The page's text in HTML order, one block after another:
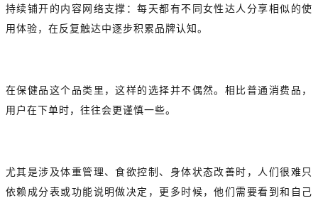
持续铺开的内容网络支撑：每天都有不同女性达人分享相似的使
用体验，在反复触达中逐步积累品牌认知。
在保健品这个品类里，这样的选择并不偶然。相比普通消费品，
用户在下单时，往往会更谨慎一些。
尤其是涉及体重管理、食欲控制、身体状态改善时，人们很难只
依赖成分表或功能说明做决定，更多时候，他们需要看到和自己